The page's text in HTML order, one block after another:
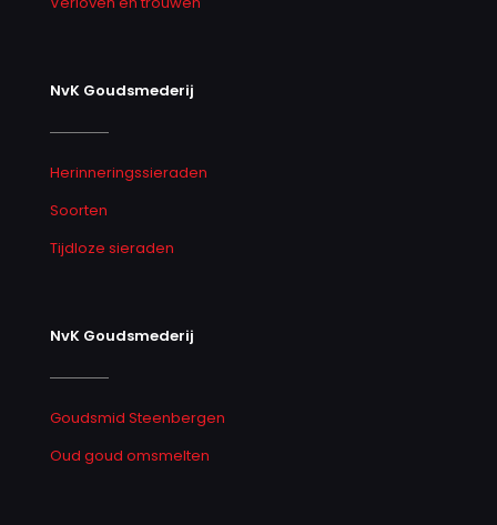
NvK Goudsmederij
Herinneringssieraden
Soorten
Tijdloze sieraden
NvK Goudsmederij
Goudsmid Steenbergen
Oud goud omsmelten